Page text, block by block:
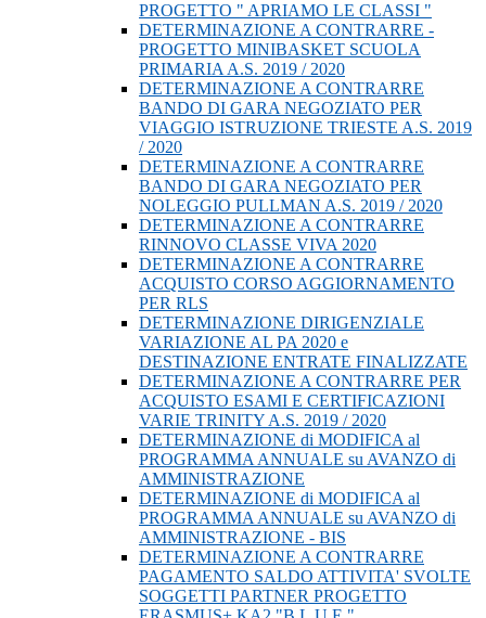
PROGETTO " APRIAMO LE CLASSI "
DETERMINAZIONE A CONTRARRE -
PROGETTO MINIBASKET SCUOLA
PRIMARIA A.S. 2019 / 2020
DETERMINAZIONE A CONTRARRE
BANDO DI GARA NEGOZIATO PER
VIAGGIO ISTRUZIONE TRIESTE A.S. 2019
/ 2020
DETERMINAZIONE A CONTRARRE
BANDO DI GARA NEGOZIATO PER
NOLEGGIO PULLMAN A.S. 2019 / 2020
DETERMINAZIONE A CONTRARRE
RINNOVO CLASSE VIVA 2020
DETERMINAZIONE A CONTRARRE
ACQUISTO CORSO AGGIORNAMENTO
PER RLS
DETERMINAZIONE DIRIGENZIALE
VARIAZIONE AL PA 2020 e
DESTINAZIONE ENTRATE FINALIZZATE
DETERMINAZIONE A CONTRARRE PER
ACQUISTO ESAMI E CERTIFICAZIONI
VARIE TRINITY A.S. 2019 / 2020
DETERMINAZIONE di MODIFICA al
PROGRAMMA ANNUALE su AVANZO di
AMMINISTRAZIONE
DETERMINAZIONE di MODIFICA al
PROGRAMMA ANNUALE su AVANZO di
AMMINISTRAZIONE - BIS
DETERMINAZIONE A CONTRARRE
PAGAMENTO SALDO ATTIVITA' SVOLTE
SOGGETTI PARTNER PROGETTO